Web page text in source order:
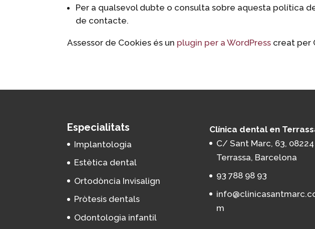
Per a qualsevol dubte o consulta sobre aquesta política
de contacte.
Assessor de Cookies és un plugin per a WordPress creat per
Especialitats
Implantologia
Estètica dental
Ortodòncia Invisalign
Pròtesis dentals
Odontologia infantil
Clínica dental en
C/ Sant Marc, 63, 08224
Terrassa, Barcelona
93 788 98 93
m